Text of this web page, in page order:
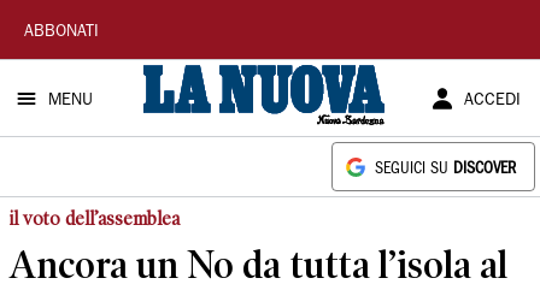
La
Nuova
Sardegna
ABBONATI
MENU ACCEDI
SEGUICI SU DISCOVER
il voto dell’assemblea
Ancora un No da tutta l’isola al